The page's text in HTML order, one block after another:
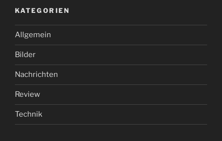
KATEGORIEN
Allgemein
Bilder
Nachrichten
Review
Technik